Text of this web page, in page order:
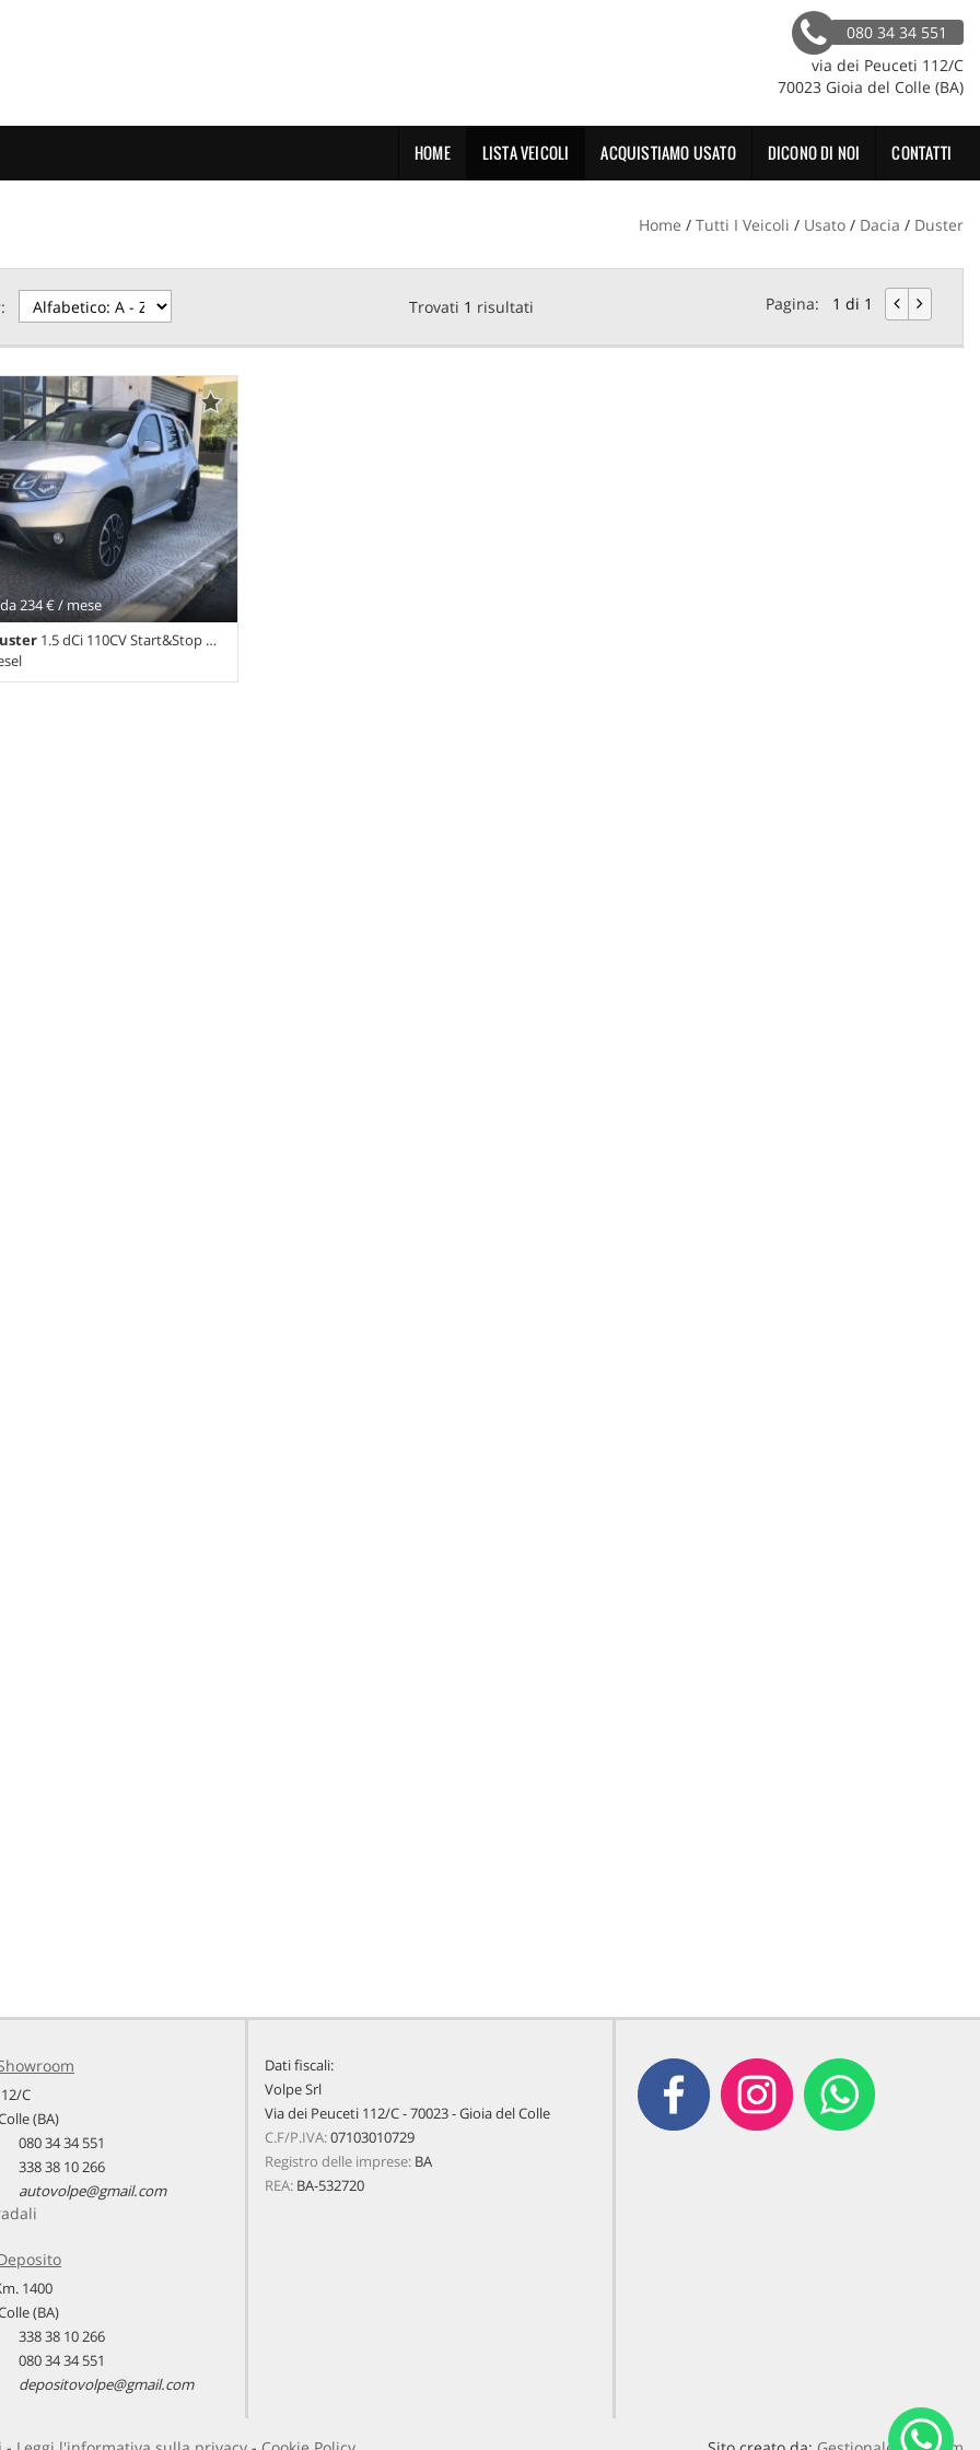
080 34 34 551
via dei Peuceti 112/C
70023 Gioia del Colle (BA)
HOME LISTA VEICOLI ACQUISTIAMO USATO DICONO DI NOI CONTATTI
Home / Tutti I Veicoli / Usato / Dacia / Duster
Trovati 1 risultati Pagina: 1 di 1
234 € / mese
1.5 dCi 110CV Start&Stop 4x2 Prestige
C
(BA)
080 34 34 551
338 38 10 266
autovolpe@gmail.com
1400
(BA)
338 38 10 266
080 34 34 551
depositovolpe@gmail.com
Dati fiscali:
Volpe Srl
Via dei Peuceti 112/C - 70023 - Gioia del Colle
C.F/P.IVA:07103010729
Registro delle imprese: BA
REA: BA-532720